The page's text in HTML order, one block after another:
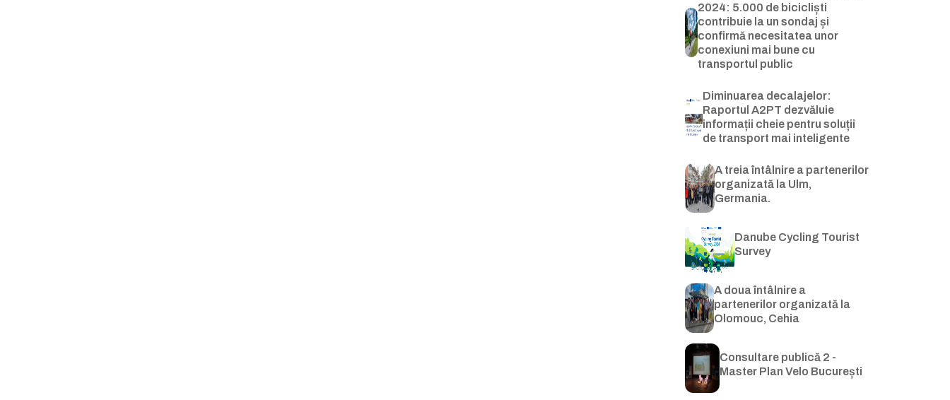
2024: 5.000 de bicicliști
contribuie la un sondaj și
confirmă necesitatea unor
conexiuni mai bune cu
transportul public
Diminuarea decalajelor:
Raportul A2PT dezvăluie
informații cheie pentru soluții
de transport mai inteligente
A treia întâlnire a partenerilor
organizată la Ulm,
Germania.
Danube Cycling Tourist
Survey
A doua întâlnire a
partenerilor organizată la
Olomouc, Cehia
Consultare publică 2 -
Master Plan Velo București